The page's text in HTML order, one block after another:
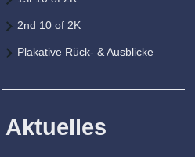
2nd 10 of 2K
Plakative Rück- & Ausblicke
Aktuelles